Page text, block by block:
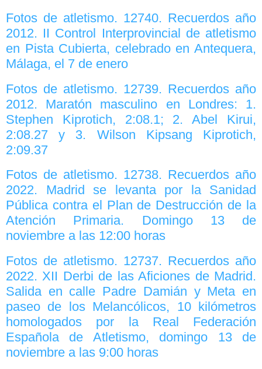
Fotos de atletismo. 12740. Recuerdos año
2012. II Control Interprovincial de atletismo
en Pista Cubierta, celebrado en Antequera,
Málaga, el 7 de enero
Fotos de atletismo. 12739. Recuerdos año
2012. Maratón masculino en Londres: 1.
Stephen Kiprotich, 2:08.1; 2. Abel Kirui,
2:08.27 y 3. Wilson Kipsang Kiprotich,
2:09.37
Fotos de atletismo. 12738. Recuerdos año
2022. Madrid se levanta por la Sanidad
Pública contra el Plan de Destrucción de la
Atención Primaria. Domingo 13 de
noviembre a las 12:00 horas
Fotos de atletismo. 12737. Recuerdos año
2022. XII Derbi de las Aficiones de Madrid.
Salida en calle Padre Damián y Meta en
paseo de los Melancólicos, 10 kilómetros
homologados por la Real Federación
Española de Atletismo, domingo 13 de
noviembre a las 9:00 horas